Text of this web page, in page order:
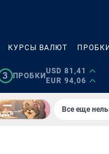
КУРСЫ ВАЛЮТ ПРОБКИ
3 ПРОБКИ
USD 81,41
EUR 94,06
Все еще